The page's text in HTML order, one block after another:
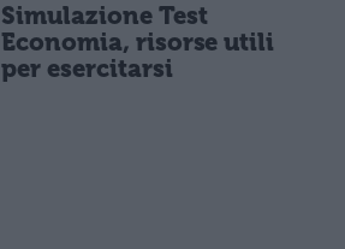
Simulazione Test
Economia, risorse utili
per esercitarsi